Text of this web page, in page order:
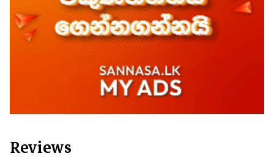
Reviews